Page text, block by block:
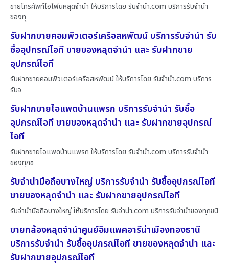
ขายโทรศัพท์ไอโฟนหลุดจำนำ ให้บริการโดย รับจํานํา.com บริการรับจำนำ
ของทุ
รับฝากขายคอมพิวเตอร์เครือสหพัฒน์ บริการรับจำนำ รับ
ซื้ออุปกรณ์ไอที ขายของหลุดจำนำ และ รับฝากขาย
อุปกรณ์ไอที
รับฝากขายคอมพิวเตอร์เครือสหพัฒน์ ให้บริการโดย รับจํานํา.com บริการ
รับจ
รับฝากขายไอแพดบ้านแพรก บริการรับจำนำ รับซื้อ
อุปกรณ์ไอที ขายของหลุดจำนำ และ รับฝากขายอุปกรณ์
ไอที
รับฝากขายไอแพดบ้านแพรก ให้บริการโดย รับจํานํา.com บริการรับจำนำ
ของทุกช
รับจำนำมือถือบางใหญ่ บริการรับจำนำ รับซื้ออุปกรณ์ไอที
ขายของหลุดจำนำ และ รับฝากขายอุปกรณ์ไอที
รับจำนำมือถือบางใหญ่ ให้บริการโดย รับจํานํา.com บริการรับจำนำของทุกชนิ
ขายกล้องหลุดจำนำศูนย์อิมแพคอารีน่าเมืองทองธานี
บริการรับจำนำ รับซื้ออุปกรณ์ไอที ขายของหลุดจำนำ และ
รับฝากขายอุปกรณ์ไอที